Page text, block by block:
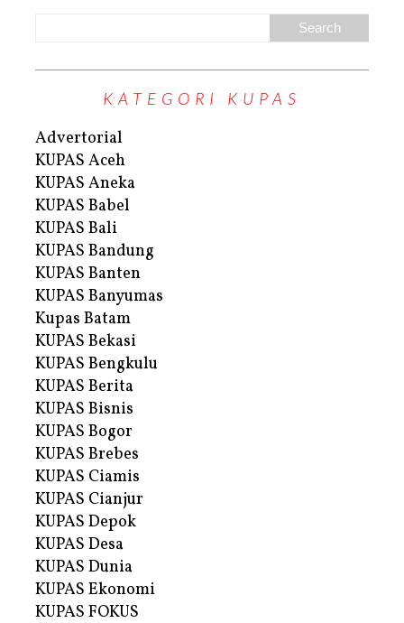
KATEGORI KUPAS
Advertorial
KUPAS Aceh
KUPAS Aneka
KUPAS Babel
KUPAS Bali
KUPAS Bandung
KUPAS Banten
KUPAS Banyumas
Kupas Batam
KUPAS Bekasi
KUPAS Bengkulu
KUPAS Berita
KUPAS Bisnis
KUPAS Bogor
KUPAS Brebes
KUPAS Ciamis
KUPAS Cianjur
KUPAS Depok
KUPAS Desa
KUPAS Dunia
KUPAS Ekonomi
KUPAS FOKUS